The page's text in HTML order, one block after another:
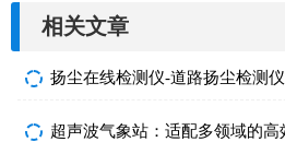
相关文章
扬尘在线检测仪-道路扬尘检测仪